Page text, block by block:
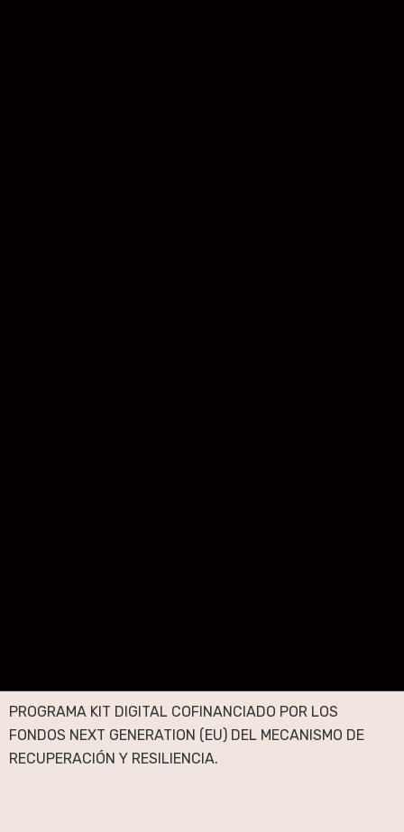
PROGRAMA KIT DIGITAL COFINANCIADO POR LOS
FONDOS NEXT GENERATION (EU) DEL MECANISMO DE
RECUPERACIÓN Y RESILIENCIA.